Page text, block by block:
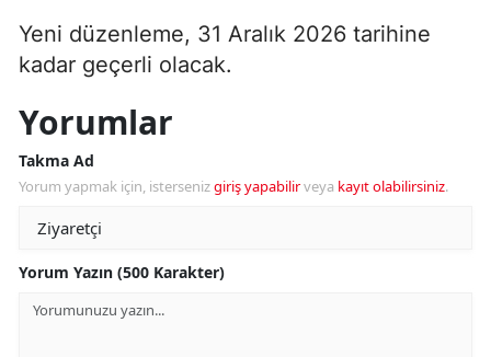
Yeni düzenleme, 31 Aralık 2026 tarihine
kadar geçerli olacak.
Yorumlar
Takma Ad
Yorum yapmak için, istersenizgiriş yapabilirveya kayıt olabilirsiniz.
Yorum Yazın (500 Karakter)